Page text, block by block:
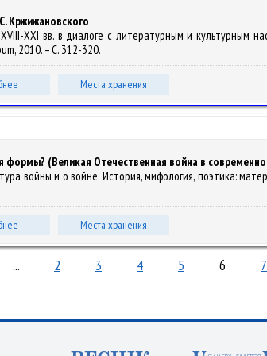
Кржижановского
XXI вв. в диалоге с литературным и
2010. – С. 312-320.
Места хранения
(Великая Отечественная война в
войны и о войне. История, мифология, поэтика:
Места хранения
... 2 3 4 5 6 7